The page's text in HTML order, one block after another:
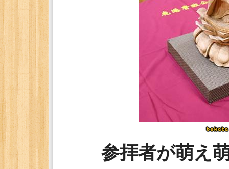
参拝者が萌え